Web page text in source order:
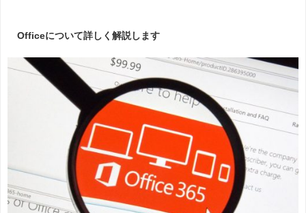
Officeについて詳しく解説します